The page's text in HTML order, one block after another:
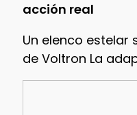
acción real
Un elenco estelar
de Voltron La